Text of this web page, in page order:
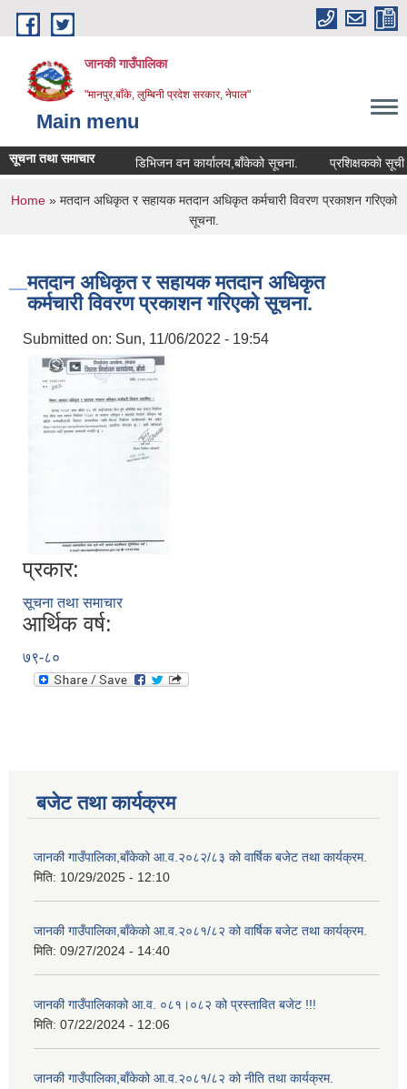
Skip to main content
जानकी गाउँपालिका
"मानपुर,बाँके, लुम्बिनी प्रदेश सरकार, नेपाल"
Main menu
सूचना तथा समाचार डिभिजन वन कार्यालय,बाँकेको सूचना. प्रशिक्षकको सूची दर्ता
You are here
Home» मतदान अधिकृत र सहायक मतदान अधिकृत कर्मचारी विवरण प्रकाशन गरिएको
सूचना.
मतदान अधिकृत र सहायक मतदान अधिकृत
कर्मचारी विवरण प्रकाशन गरिएको सूचना.
Submitted on: Sun, 11/06/2022 - 19:54
प्रकार:
सूचना तथा समाचार
आर्थिक वर्ष:
७९-८०
बजेट तथा कार्यक्रम
जानकी गाउँपालिका,बाँकेको आ.व.२०८२/८३ को वार्षिक बजेट तथा कार्यक्रम.
मिति: 10/29/2025 - 12:10
जानकी गाउँपालिका,बाँकेको आ.व.२०८१/८२ को वार्षिक बजेट तथा कार्यक्रम.
मिति: 09/27/2024 - 14:40
जानकी गाउँपालिकाको आ.व. ०८१।०८२ को प्रस्तावित बजेट !!!
मिति: 07/22/2024 - 12:06
जानकी गाउँपालिका,बाँकेको आ.व.२०८१/८२ को नीति तथा कार्यक्रम.